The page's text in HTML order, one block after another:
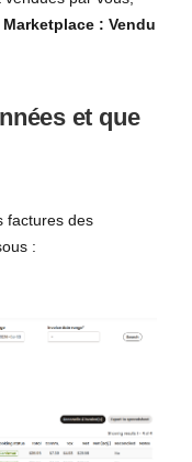
: Vendu
et que
factures des
: